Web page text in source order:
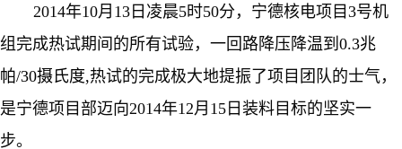
2014年10月 13 日凌晨5时50分，宁德核电项目3号机
组完成热试期间的所有试验，一回路降压降温到 0.3兆
帕/30摄氏度,热试的完成极大地提振了项目团队的士气，
是宁德项目部迈向2014年12月 15 日装料目标的坚实一
步。